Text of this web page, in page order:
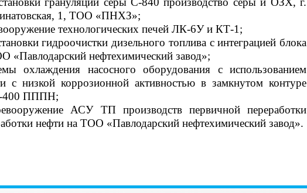
1, ТОО «ПНХЗ»;
технологических печей ЛК-6У и КТ-1;
гидроочистки дизельного топлива с интеграцией блока
«Павлодарский нефтехимический завод»;
охлаждения насосного оборудования с использованием
с низкой коррозионной активностью в замкнутом контуре
400 ПППН;
АСУ ТП производств первичной переработки
нефти на ТОО «Павлодарский нефтехимический завод».